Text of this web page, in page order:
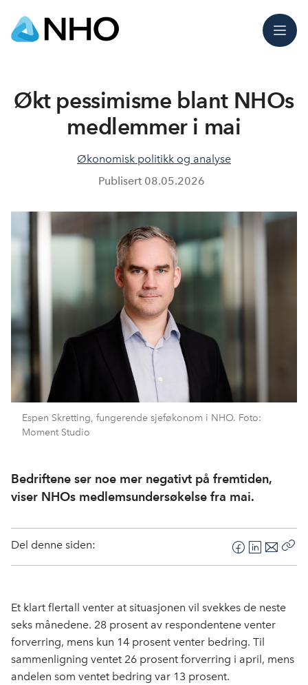
Meny
Økt pessimisme blant NHOs
medlemmer i mai
Økonomisk politikk og analyse
Publisert 08.05.2026
Espen Skretting, fungerende sjeføkonom i NHO. Foto:
Moment Studio
Bedriftene ser noe mer negativt på fremtiden,
viser NHOs medlemsundersøkelse fra mai.
Del denne siden:
F
e
b
o
o
L
k
e
d
n
E
o
s
t
Et klart flertall venter at situasjonen vil svekkes de neste
seks månedene. 28 prosent av respondentene venter
forverring, mens kun 14 prosent venter bedring. Til
sammenligning ventet 26 prosent forverring i april, mens
andelen som ventet bedring var 13 prosent.